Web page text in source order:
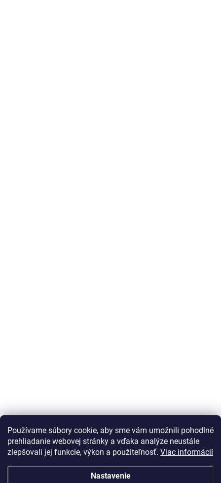
Používame súbory cookie, aby sme vám umožnili pohodlné
prehliadanie webovej stránky a vďaka analýze neustále
zlepšovali jej funkcie, výkon a použiteľnosť. Viac informácií
Nastavenie
Vážený zákazník Info o DOT pneu nepodávame, vek